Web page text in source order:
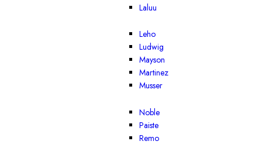
Laluu
Leho
Ludwig
Mayson
Martinez
Musser
Noble
Paiste
Remo